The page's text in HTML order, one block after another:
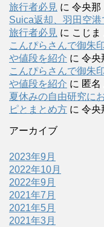
旅行者必見 に 令央那
Suica返却、羽田空
旅行者必見 に こじま
こんぴらさんで御朱
や値段を紹介 に 令央
こんぴらさんで御朱
や値段を紹介 に 匿名
夏休みの自由研究に
ピとまとめ方 に 令央
アーカイブ
2023年9月
2022年10月
2022年9月
2021年7月
2021年5月
2021年3月